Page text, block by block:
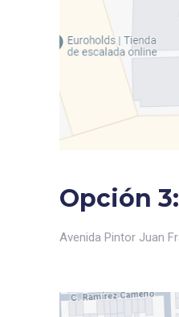
Opción
Avenida Pintor Juan